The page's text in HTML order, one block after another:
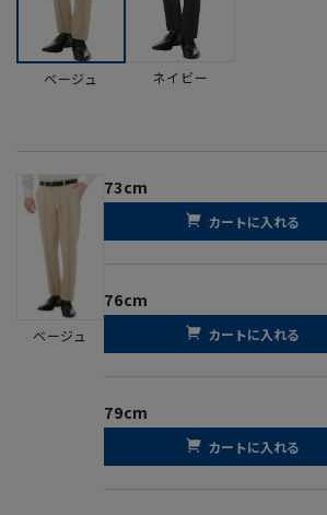
ベージュ ネイビー
ベージュ
73cm
カートに入れる
76cm
カートに入れる
79cm
カートに入れる